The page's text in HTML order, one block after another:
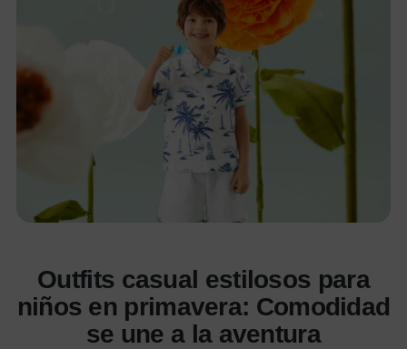
Outfits casual estilosos para
niños en primavera: Comodidad
se une a la aventura